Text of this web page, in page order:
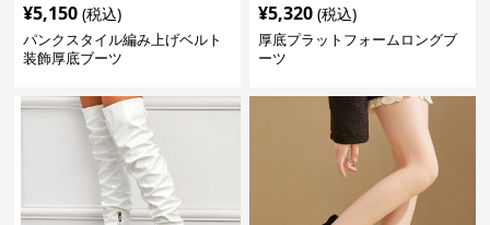
¥5,150 (税込)
パンクスタイル編み上げベルト
装飾厚底ブーツ
¥5,320 (税込)
厚底プラットフォームロングブ
ーツ